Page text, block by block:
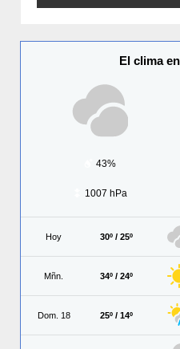
El clima
43%
1007 hPa
Hoy 30º / 25º
Mñn. 34º / 24º
Dom. 18 25º / 14º